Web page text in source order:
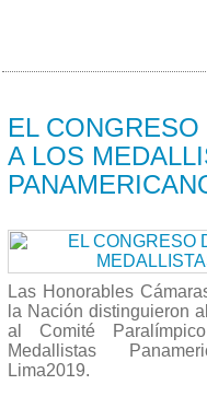
EL
A LOS
Las Honorables
la Nación distinguieron
al Comité
Medallistas
Lima2019.